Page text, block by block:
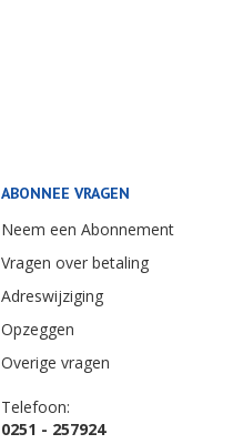
ABONNEE VRAGEN
Neem een Abonnement
Vragen over betaling
Adreswijziging
Opzeggen
Overige vragen
Telefoon:
0251 - 257924